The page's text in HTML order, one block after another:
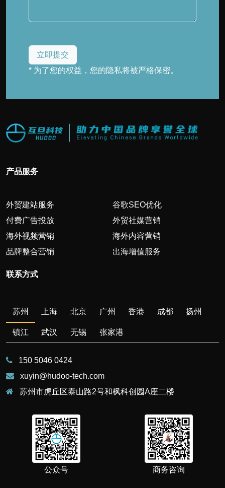
* 为了您的权益，您的隐私将被严格保密。
产品服务
外贸建站服务
谷歌SEO优化
付费广告投放
外贸社媒营销
海外视频营销
海外内容营销
品牌整合营销
出海增值服务
联系方式
苏州 上海 北京 广州 香港 成都 扬州
镇江 武汉 无锡 张家港
150 5046 0424
xuyin@hudoo-tech.com
苏州市虎丘区泰山路2号和枫科创园A座二楼
公众号 商务咨询